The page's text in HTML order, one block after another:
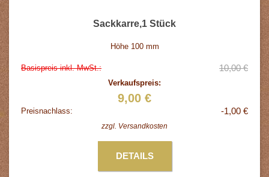
Sackkarre,1 Stück
Höhe 100 mm
Basispreis inkl. MwSt.: 10,00 €
Verkaufspreis:
9,00 €
Preisnachlass: -1,00 €
zzgl. Versandkosten
DETAILS